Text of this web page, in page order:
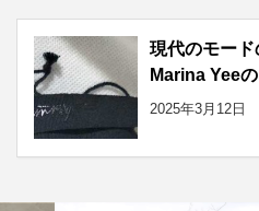
現代のモー
Marina Yee
2025年3月12日